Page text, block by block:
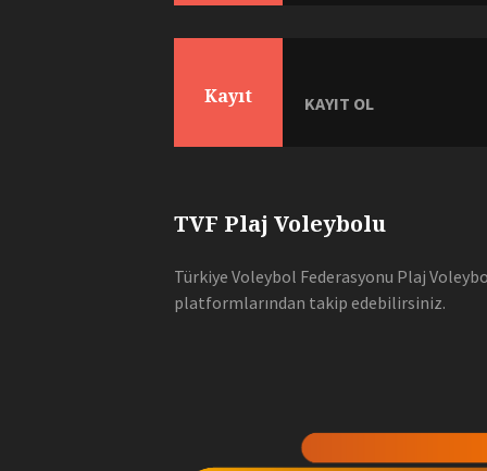
Kayıt KAYIT OL
TVF Plaj Voleybolu
Türkiye Voleybol Federasyonu Plaj
platformlarından takip edebilirsiniz.